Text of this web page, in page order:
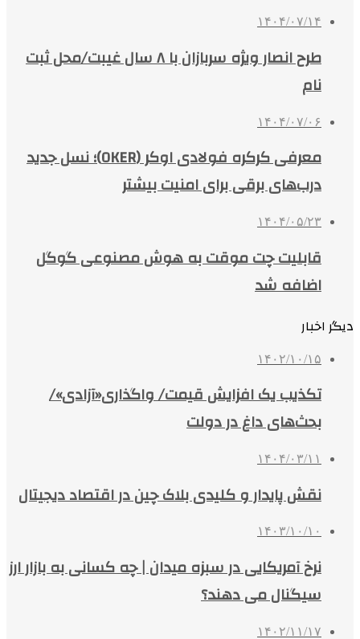
۱۴۰۴/۰۷/۱۴
طرح انصار ویژه سربازان با ۸ سال غیبت/محل ثبت
نام
۱۴۰۴/۰۷/۰۶
معرفی کرکره فولادی اوکر (OKER)؛ نسل جدید
درب‌های برقی برای امنیت بیشتر
۱۴۰۴/۰۵/۲۳
قابلیت چت موقت به هوش مصنوعی گوگل
اضافه شد
دیگر اخبار
۱۴۰۲/۱۰/۱۵
تکذیب یک افزایش قیمت/ واگذاری«آزادی»/
بحث‌های داغ در دولت
۱۴۰۴/۰۳/۱۱
نقش پایدار و کلیدی بلاک چین در اقتصاد دیجیتال
۱۴۰۳/۱۰/۱۰
نرخ آمریکایی در سبزه میدان | چه کسانی به بازار ارز
سیگنال می دهند؟
۱۴۰۲/۱۱/۱۷